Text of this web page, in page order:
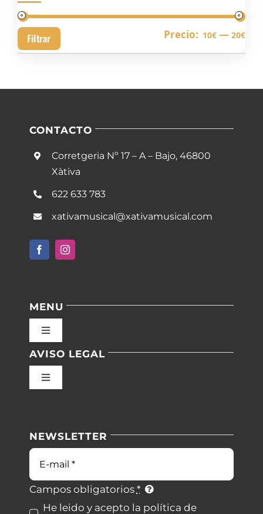
Filtrar Precio: 10€ — 20€
CONTACTO
Corretgeria Nº 17 – A – Bajo, 46800
Xàtiva
622 633 783
xativamusical@xativamusical.com
MENU
Toggle
Inicio
Blog
Contacto
AVISO LEGAL
Toggle
Condiciones de uso
Ley de cookies
NEWSLETTER
Correo
electrónico
Campos obligatorios *
He leido y acepto la política de